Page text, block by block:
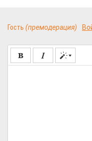
Гость (премодерация)